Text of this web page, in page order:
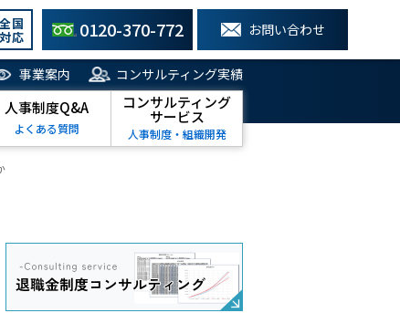
全国
対応 0120-370-772 お問い合わせ
事業案内 コンサルティング実績
人事制度Q&A
よくある質問
コンサルティング
サービス
人事制度・組織開発